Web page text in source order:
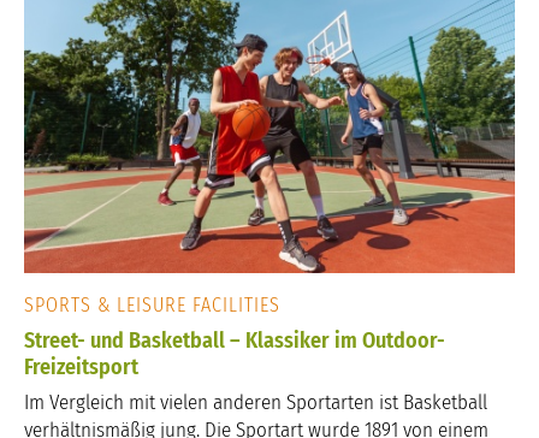
SPORTS & LEISURE FACILITIES
Street- und Basketball – Klassiker im Outdoor-
Freizeitsport
Im Vergleich mit vielen anderen Sportarten ist Basketball
verhältnismäßig jung. Die Sportart wurde 1891 von einem